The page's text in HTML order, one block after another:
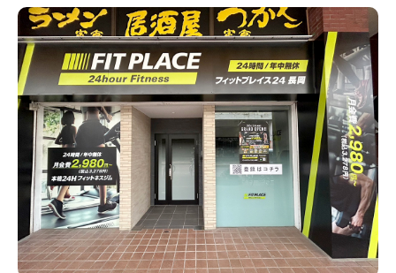
新潟市南区
新潟市江南区 新潟市秋葉区
新潟市西蒲区
村上・関川
新発田・聖籠
胎内・粟島
三条・加茂・田上
五泉・阿賀野・阿賀
燕・弥彦
長岡・見附
小千谷・十日町・津南
魚沼・南魚沼・湯沢
柏崎・刈羽・出雲崎
上越・妙高・糸魚川
カフェ
居酒屋・バー 焼肉
パスタ
パン・ベーカリー
タレカツ・豚カツ
デカ盛り・大盛り
旨辛・激辛
定食・町定食 海鮮・鮨
そば・うどん
日本酒・新潟清酒
ワイン・クラフトビール
ケーキ・パフェ
ビアガーデン・暑気払い
忘新年会・歓送迎会
住宅展示場
完成見学会 学生スポーツ アルビレックス
ビルボードプレイスBP
新潟伊勢丹
ピア万代
リバーサイド千秋
パティオPATIO
冠婚葬祭
習い事・塾 通販・EC イベント
求人
官公庁・自治体
新潟市 チラシ
長岡・見附 チラシ
上越・妙高・糸魚川 チラシ
注目 チラシ
週末セール
火曜セール
オープン・リニューアルセール
周年祭・感謝祭セール
年末・初売りセール